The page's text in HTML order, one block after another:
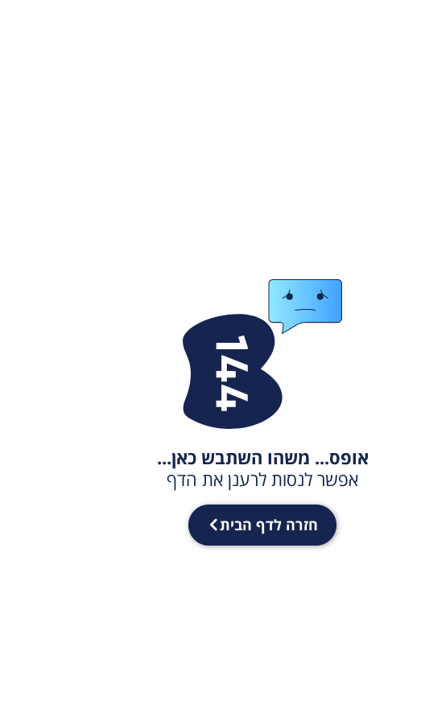
אופס... משהו השתבש כאן...
אפשר לנסות לרענן את הדף
חזרה לדף הבית